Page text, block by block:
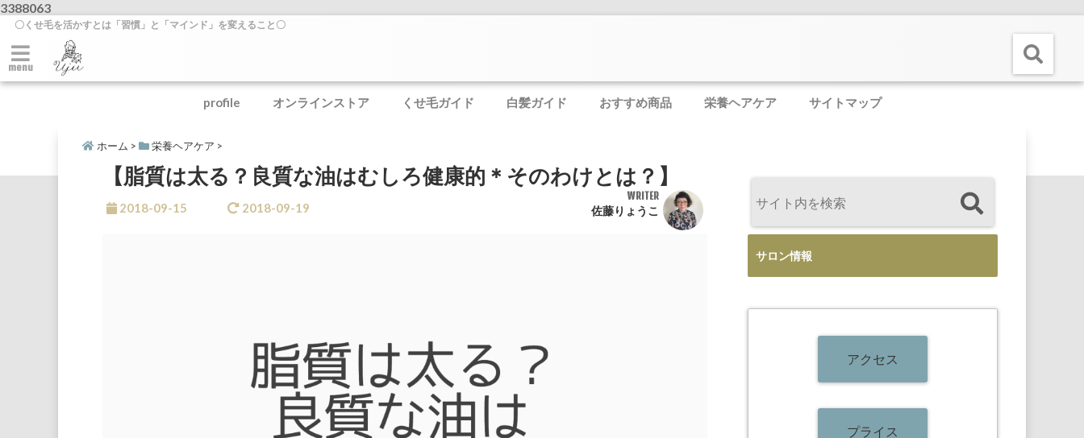
3388063
〇くせ毛を活かすとは「習慣」と「マインド」を変えること〇
menu
profile オンラインストア くせ毛ガイド 白髪ガイド おすすめ商品 栄養ヘアケア サイトマップ
ホーム > 栄養ヘアケア >
【脂質は太る？良質な油はむしろ健康的＊そのわけとは？】
2018-09-15 2018-09-19
WRITER
佐藤りょうこ
サロン情報
アクセス
プライス